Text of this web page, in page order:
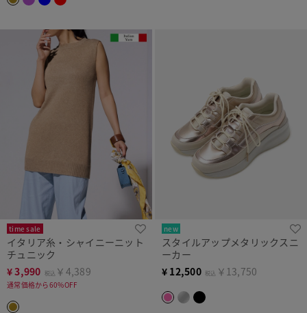
time sale
イタリア糸・シャイニーニット
チュニック
¥3,990 税込 ￥4,389
通常価格から60%OFF
new
スタイルアップメタリックスニ
ーカー
¥ 12,500 税込 ￥13,750